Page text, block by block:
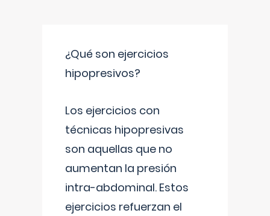
¿Qué son ejercicios
hipopresivos?
Los ejercicios con
técnicas hipopresivas
son aquellas que no
aumentan la presión
intra-abdominal. Estos
ejercicios refuerzan el